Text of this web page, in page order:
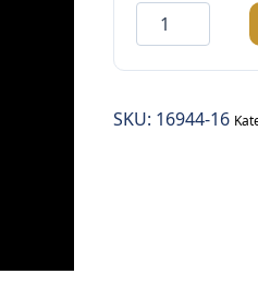
Lattiera
sa
gumom
SKU: 16944-16